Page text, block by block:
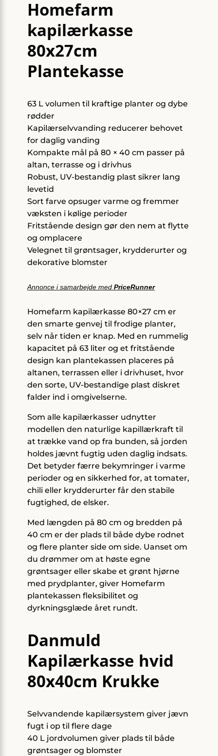
Homefarm
kapilærkasse
80x27cm
Plantekasse
63 L volumen til kraftige planter og dybe
rødder
Kapilærselvvanding reducerer behovet
for daglig vanding
Kompakte mål på 80 × 40 cm passer på
altan, terrasse og i drivhus
Robust, UV-bestandig plast sikrer lang
levetid
Sort farve opsuger varme og fremmer
væksten i kølige perioder
Fritstående design gør den nem at flytte
og omplacere
Velegnet til grøntsager, krydderurter og
dekorative blomster
Annonce i samarbejde med PriceRunner
Homefarm kapilærkasse 80×27 cm er
den smarte genvej til frodige planter,
selv når tiden er knap. Med en rummelig
kapacitet på 63 liter og et fritstående
design kan plantekassen placeres på
altanen, terrassen eller i drivhuset, hvor
den sorte, UV-bestandige plast diskret
falder ind i omgivelserne.
Som alle kapilærkasser udnytter
modellen den naturlige kapillærkraft til
at trække vand op fra bunden, så jorden
holdes jævnt fugtig uden daglig indsats.
Det betyder færre bekymringer i varme
perioder og en sikkerhed for, at tomater,
chili eller krydderurter får den stabile
fugtighed, de elsker.
Med længden på 80 cm og bredden på
40 cm er der plads til både dybe rodnet
og flere planter side om side. Uanset om
du drømmer om at høste egne
grøntsager eller skabe et grønt hjørne
med prydplanter, giver Homefarm
plantekassen fleksibilitet og
dyrkningsglæde året rundt.
Danmuld
Kapilærkasse hvid
80x40cm Krukke
Selvvandende kapilærsystem giver jævn
fugt i op til flere dage
40 L jordvolumen giver plads til både
grøntsager og blomster